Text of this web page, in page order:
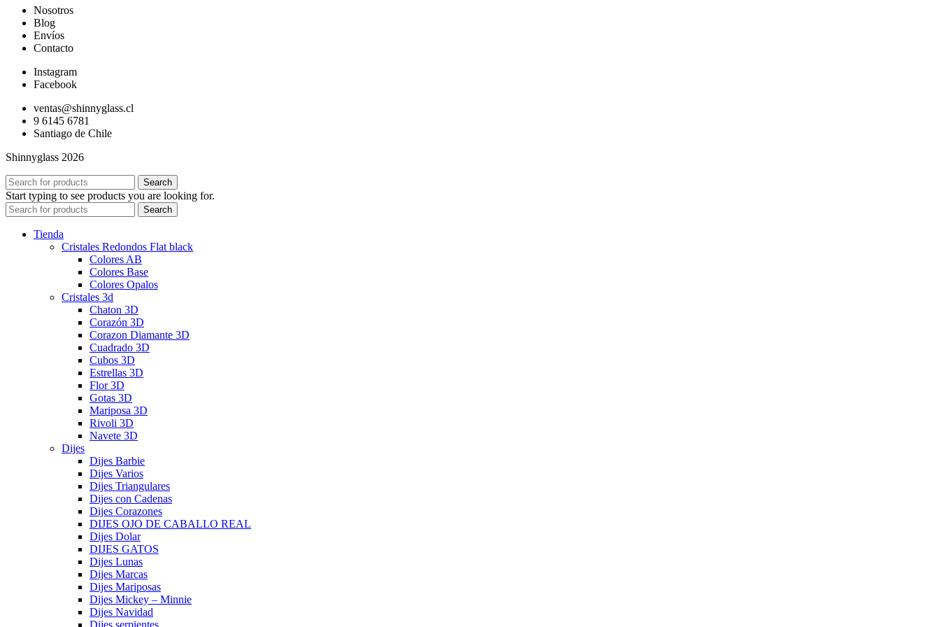
Nosotros
Blog
Envíos
Contacto
Instagram
Facebook
ventas@shinnyglass.cl
9 6145 6781
Santiago de Chile
Shinnyglass 2026
Search
Start typing to see products you are looking for.
Search
Tienda
Cristales Redondos Flat black
Colores AB
Colores Base
Colores Opalos
Cristales 3d
Chaton 3D
Corazón 3D
Corazon Diamante 3D
Cuadrado 3D
Cubos 3D
Estrellas 3D
Flor 3D
Gotas 3D
Mariposa 3D
Rivoli 3D
Navete 3D
Dijes
Dijes Barbie
Dijes Varios
Dijes Triangulares
Dijes con Cadenas
Dijes Corazones
DIJES OJO DE CABALLO REAL
Dijes Dolar
DIJES GATOS
Dijes Lunas
Dijes Marcas
Dijes Mariposas
Dijes Mickey – Minnie
Dijes Navidad